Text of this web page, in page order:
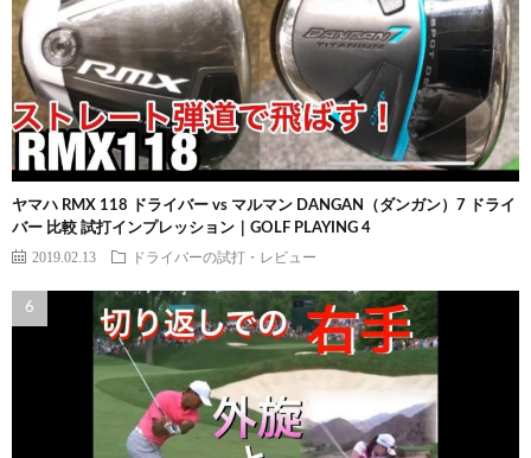
ヤマハ RMX 118 ドライバー vs マルマン DANGAN（ダンガン）7 ドライ
バー 比較 試打インプレッション｜GOLF PLAYING 4
2019.02.13 ドライバーの試打・レビュー